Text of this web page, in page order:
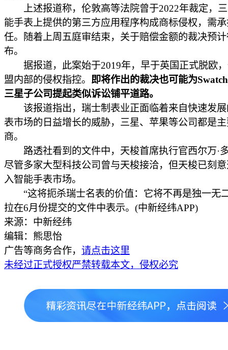
上述报道称，伦敦高等法院曾于2022年裁定，
能手表上提供的第三方应用程序构成商标侵权，需
任。随着上周五庭审结束，关于赔偿金额的裁决预
布。
据报道，此案始于2019年，早于英国正式脱欧
盟内部的侵权指控。 即将作出的裁决也可能为
三星子公司提起类似诉讼铺平道路。
该报道指出，瑞士制表业正面临着来自快速发展
表市场的日益增长的威胁，三星、苹果等公司都是
商。
路透社看到的文件中，天梭首席执行官西尔万·
尽管多家大型科技公司曾与天梭接洽，但天梭已刻
入智能手表市场。
“这将扼杀瑞士名表的价值：它将不再是独一无
拉在6月份提交的文件中表示。(中新经纬APP)
来源：中新经纬
编辑：熊思怡
广告等商务合作， 请点击这里
未经过正式授权严禁转载本文，侵权必究